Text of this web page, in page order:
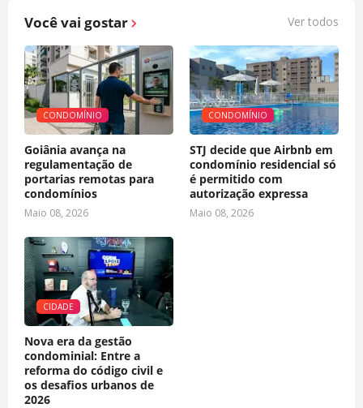
Você vai gostar Ver todos
CONDOMÍNIO
Goiânia avança na
regulamentação de
portarias remotas para
condomínios
Maio 08, 2026
CONDOMÍNIO
STJ decide que Airbnb em
condomínio residencial só
é permitido com
autorização expressa
Maio 08, 2026
CIDADE
Nova era da gestão
condominial: Entre a
reforma do código civil e
os desafios urbanos de
2026